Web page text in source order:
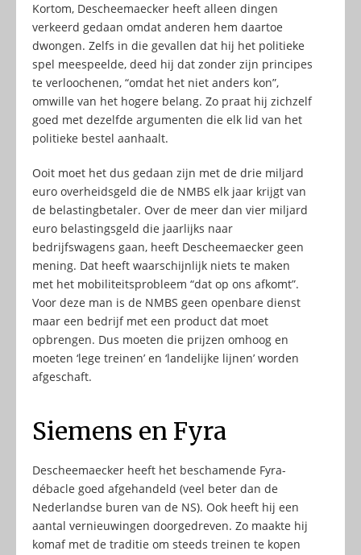
Kortom, Descheemaecker heeft alleen dingen
verkeerd gedaan omdat anderen hem daartoe
dwongen. Zelfs in die gevallen dat hij het politieke
spel meespeelde, deed hij dat zonder zijn principes
te verloochenen, “omdat het niet anders kon”,
omwille van het hogere belang. Zo praat hij zichzelf
goed met dezelfde argumenten die elk lid van het
politieke bestel aanhaalt.
Ooit moet het dus gedaan zijn met de drie miljard
euro overheidsgeld die de NMBS elk jaar krijgt van
de belastingbetaler. Over de meer dan vier miljard
euro belastingsgeld die jaarlijks naar
bedrijfswagens gaan, heeft Descheemaecker geen
mening. Dat heeft waarschijnlijk niets te maken
met het mobiliteitsprobleem “dat op ons afkomt”.
Voor deze man is de NMBS geen openbare dienst
maar een bedrijf met een product dat moet
opbrengen. Dus moeten die prijzen omhoog en
moeten ‘lege treinen’ en ‘landelijke lijnen’ worden
afgeschaft.
Siemens en Fyra
Descheemaecker heeft het beschamende Fyra-
débacle goed afgehandeld (veel beter dan de
Nederlandse buren van de NS). Ook heeft hij een
aantal vernieuwingen doorgedreven. Zo maakte hij
komaf met de traditie om steeds treinen te kopen